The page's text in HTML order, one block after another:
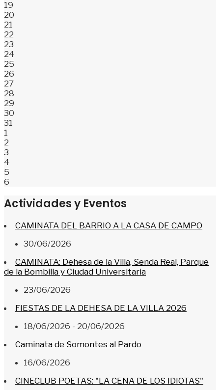
19
20
21
22
23
24
25
26
27
28
29
30
31
1
2
3
4
5
6
Actividades y Eventos
CAMINATA DEL BARRIO A LA CASA DE CAMPO
30/06/2026
CAMINATA: Dehesa de la Villa, Senda Real, Parque
de la Bombilla y Ciudad Universitaria
23/06/2026
FIESTAS DE LA DEHESA DE LA VILLA 2026
18/06/2026 - 20/06/2026
Caminata de Somontes al Pardo
16/06/2026
CINECLUB POETAS: "LA CENA DE LOS IDIOTAS"